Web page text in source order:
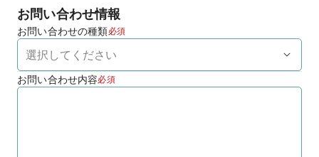
お問い合わせ情報
お問い合わせの種類必須
お問い合わせ内容必須